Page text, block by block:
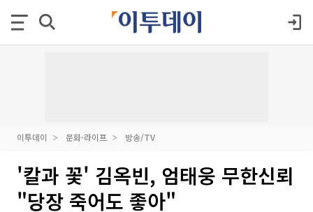
이투데이 문화·라이프 방송/TV
'칼과 꽃' 김옥빈, 엄태웅 무한신뢰
"당장 죽어도 좋아"